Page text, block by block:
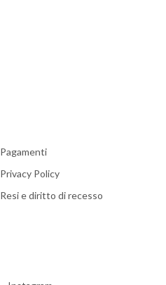
Pagamenti
Privacy Policy
Resi e diritto di recesso